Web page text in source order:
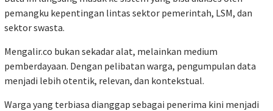
pemangku kepentingan lintas sektor pemerintah, LSM, dan
sektor swasta.
Mengalir.co bukan sekadar alat, melainkan medium
pemberdayaan. Dengan pelibatan warga, pengumpulan data
menjadi lebih otentik, relevan, dan kontekstual.
Warga yang terbiasa dianggap sebagai penerima kini menjadi